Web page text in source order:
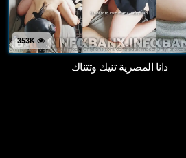
353K
دانا المصرية تنيك وتتناك